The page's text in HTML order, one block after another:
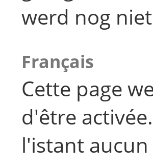
werd nog
Français
Cette page
d'être
l'istant